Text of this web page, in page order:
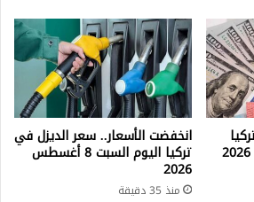
انخفضت الأسعار.. سعر الديزل في
تركيا اليوم السبت 8 أغسطس
2026
منذ 35 دقيقة